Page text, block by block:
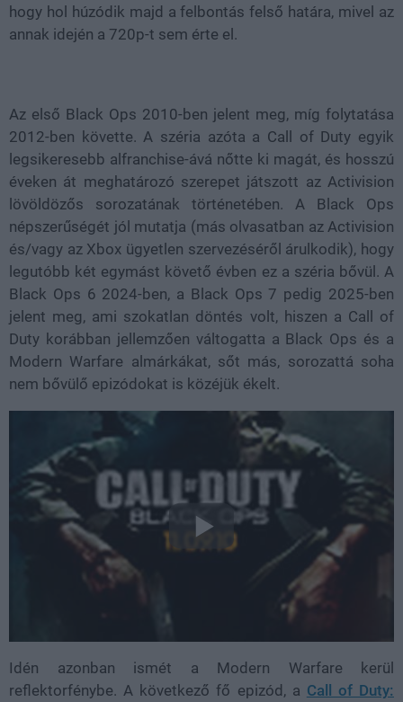
hogy hol húzódik majd a felbontás felső határa, mivel az
annak idején a 720p-t sem érte el.
Az első Black Ops 2010-ben jelent meg, míg folytatása
2012-ben követte. A széria azóta a Call of Duty egyik
legsikeresebb alfranchise-ává nőtte ki magát, és hosszú
éveken át meghatározó szerepet játszott az Activision
lövöldözős sorozatának történetében. A Black Ops
népszerűségét jól mutatja (más olvasatban az Activision
és/vagy az Xbox ügyetlen szervezéséről árulkodik), hogy
legutóbb két egymást követő évben ez a széria bővül. A
Black Ops 6 2024-ben, a Black Ops 7 pedig 2025-ben
jelent meg, ami szokatlan döntés volt, hiszen a Call of
Duty korábban jellemzően váltogatta a Black Ops és a
Modern Warfare almárkákat, sőt más, sorozattá soha
nem bővülő epizódokat is közéjük ékelt.
Idén azonban ismét a Modern Warfare kerül
reflektorfénybe. A következő fő epizód, a Call of Duty: